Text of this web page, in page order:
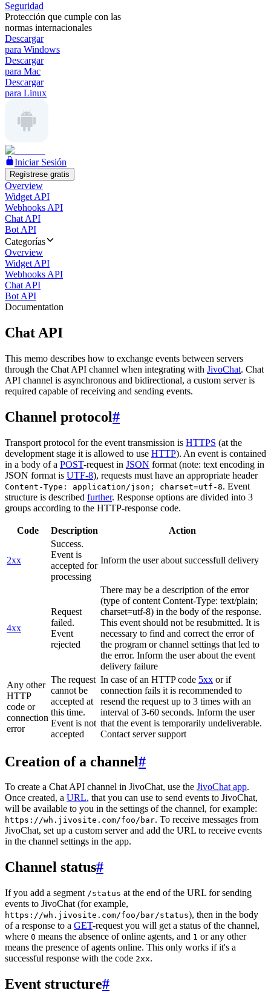
Seguridad
Protección que cumple con las
normas internacionales
Descargar
para Windows
Descargar
para Mac
Descargar
para Linux
Iniciar Sesión
Regístrese gratis
Overview
Widget API
Webhooks API
Chat API
Bot API
Categorías
Overview
Widget API
Webhooks API
Chat API
Bot API
Documentation
Chat API
This memo describes how to exchange events between servers
through the Chat API channel when integrating with JivoChat. Chat
API channel is asynchronous and bidirectional, a custom server is
required capable of receiving and sending events.
Channel protocol#
Transport protocol for the event transmission is HTTPS (at the
development stage it is allowed to use HTTP). An event is contained
in a body of a POST-request in JSON format (note: text encoding in
JSON format is UTF-8), requests must have an appropriate header
Content-Type: application/json; charset=utf-8. Event
structure is described further. Response options are divided into 3
groups according to the HTTP-response code.
Code Description Action
2xx
Success.
Event is
accepted for
processing
Inform the user about successfull delivery
4xx
Request
failed.
Event
rejected
There may be a description of the error
(type of content Content-Type: text/plain;
charset=utf-8) in the body of the response.
This event should not be resubmitted. It is
necessary to find and correct the error of
the program or channel settings that led to
the error. Inform the user about the event
delivery failure
Any other
HTTP
code or
connection
error
The request
cannot be
accepted at
this time.
Event is not
accepted
In case of an HTTP code 5xx or if
connection fails it is recommended to
resend the request up to 3 times with an
interval of 3-60 seconds. Inform the user
that the event is temporarily undeliverable.
Contact server support
Creation of a channel#
To create a Chat API channel in JivoChat, use the JivoChat app.
Once created, a URL, that you can use to send events to JivoChat,
will be available to you in the settings of the channel, for example:
https://wh.jivosite.com/foo/bar. To receive messages from
JivoChat, set up a custom server and add the URL to receive events
in the channel settings in the app.
Channel status#
If you add a segment /status at the end of the URL for sending
events to JivoChat (for example,
https://wh.jivosite.com/foo/bar/status), then in the body
of a response to a GET-request you will get a status of the channel,
where 0 means the absence of online agents, and 1 or any other
means the presence of agents online. This only works if it's a
successful response with the code 2xx.
Event structure#